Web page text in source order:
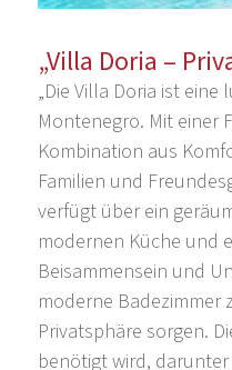
„Villa Doria –
„Die Villa Doria ist
Montenegro. Mit einer
Kombination aus
Familien und
verfügt über ein
modernen Küche und
Beisammensein und
moderne Badezimmer
Privatsphäre sorgen.
benötigt wird, darunter